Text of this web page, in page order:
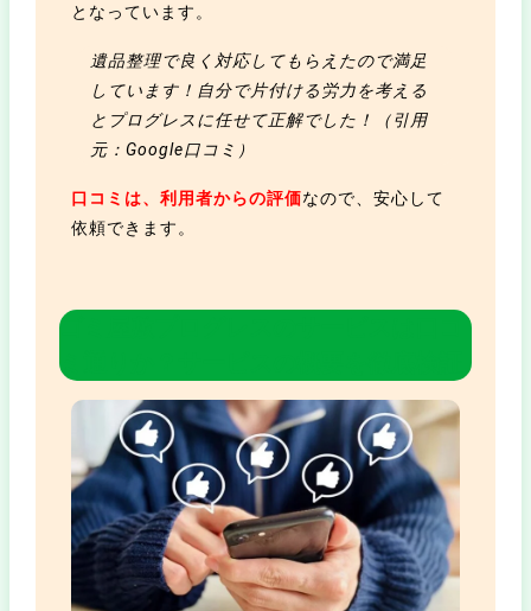
となっています。
遺品整理で良く対応してもらえたので満足
しています！自分で片付ける労力を考える
とプログレスに任せて正解でした！（引用
元：Google口コミ）
口コミは、利用者からの評価なので、安心して
依頼できます。
ゴミ屋敷プログレスのサービスは口コ
ミ通りか？サービスの概要を徹底検証